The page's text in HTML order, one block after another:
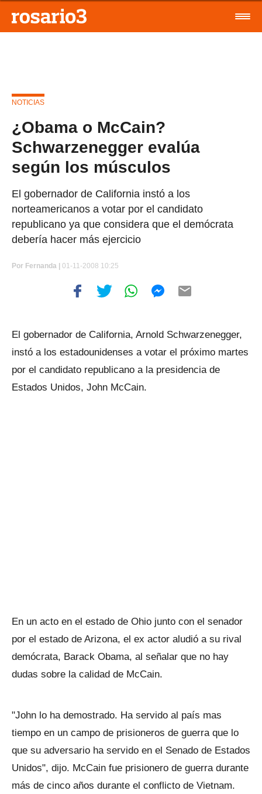
NOTICIAS
¿Obama o McCain?
Schwarzenegger evalúa
según los músculos
El gobernador de California instó a los
norteamericanos a votar por el candidato
republicano ya que considera que el demócrata
debería hacer más ejercicio
Por Fernanda | 01-11-2008 10:25
El gobernador de California, Arnold Schwarzenegger,
instó a los estadounidenses a votar el próximo martes
por el candidato republicano a la presidencia de
Estados Unidos, John McCain.
En un acto en el estado de Ohio junto con el senador
por el estado de Arizona, el ex actor aludió a su rival
demócrata, Barack Obama, al señalar que no hay
dudas sobre la calidad de McCain.
"John lo ha demostrado. Ha servido al país mas
tiempo en un campo de prisioneros de guerra que lo
que su adversario ha servido en el Senado de Estados
Unidos", dijo. McCain fue prisionero de guerra durante
más de cinco años durante el conflicto de Vietnam.